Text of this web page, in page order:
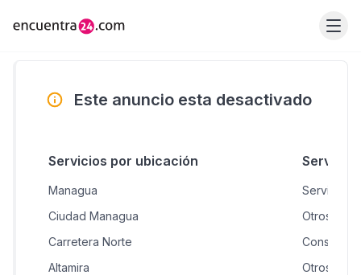
Este anuncio esta desactivado
Servicios por ubicación
Managua
Ciudad Managua
Carretera Norte
Altamira
Servicios
Otros
Otros